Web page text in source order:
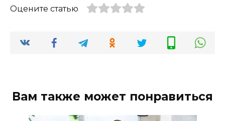
Оцените статью
Вам также может понравиться